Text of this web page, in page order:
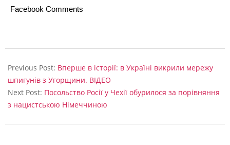
и
м
к
а
Facebook Comments
05-
09
Previous Post: Вперше в історії: в Україні викрили мережу
шпигунів з Угорщини. ВІДЕО
Next Post: Посольство Росії у Чехії обурилося за порівняння
з нацистською Німеччиною